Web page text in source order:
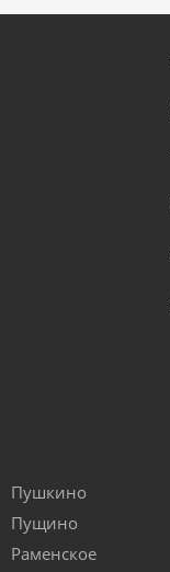
Пушкино
Пущино
Раменское